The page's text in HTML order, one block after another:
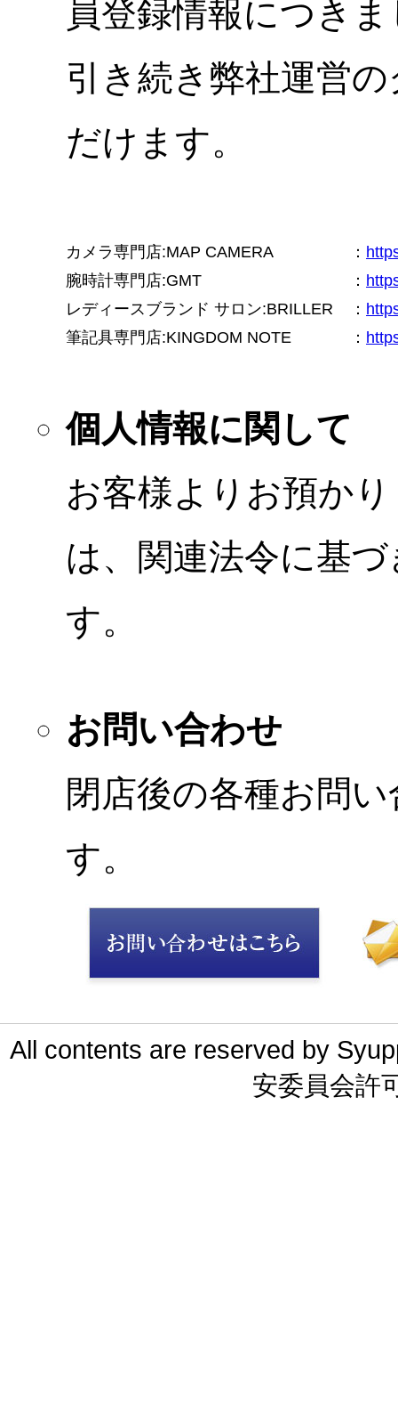
員登録情報につき
引き続き弊社運営
だけます。
カメラ専門店:MAP CAMERA ：
腕時計専門店:GMT
：
レディースブランド サロン:BRILLER
：
筆記具専門店:KINGDOM NOTE
：
個人情報に関して
お客様よりお預か
は、関連法令に基
す。
お問い合わせ
閉店後の各種お問
す。
All contents are reserved by
安委員会許